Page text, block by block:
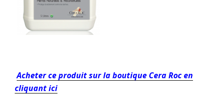
Acheter ce produit sur la boutique Cera Roc en
cliquant ici